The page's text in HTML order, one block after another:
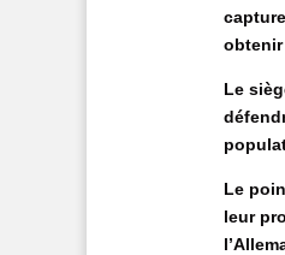
Le
Le
leur